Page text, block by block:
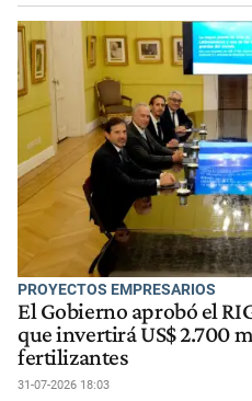
PROYECTOS EMPRESARIOS
El Gobierno aprobó el
que invertirá US$ 2.700
fertilizantes
31-07-2026 18:03